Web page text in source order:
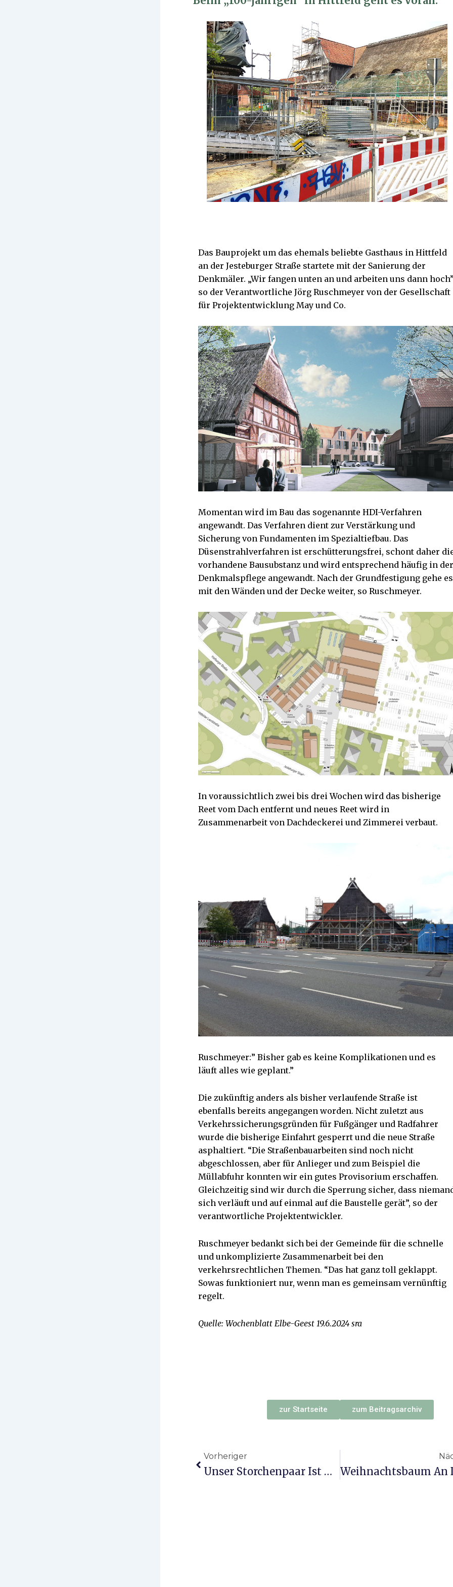
Das Bauprojekt um das ehemals beliebte Gasthaus in Hittfeld
an der Jesteburger Straße startete mit der Sanierung der
Denkmäler. „Wir fangen unten an und arbeiten uns dann
so der Verantwortliche Jörg Ruschmeyer von der Gesellschaft
für Projektentwicklung May und Co.
Momentan wird im Bau das sogenannte HDI-Verfahren
angewandt. Das Verfahren dient zur Verstärkung und
Sicherung von Fundamenten im Spezialtiefbau. Das
Düsenstrahlverfahren ist erschütterungsfrei, schont daher
vorhandene Bausubstanz und wird entsprechend häufig in
Denkmalspflege angewandt. Nach der Grundfestigung gehe es
mit den Wänden und der Decke weiter, so Ruschmeyer.
In voraussichtlich zwei bis drei Wochen wird das bisherige
Reet vom Dach entfernt und neues Reet wird in
Zusammenarbeit von Dachdeckerei und Zimmerei verbaut.
Ruschmeyer:” Bisher gab es keine Komplikationen und es
läuft alles wie geplant.”
Die zukünftig anders als bisher verlaufende Straße ist
ebenfalls bereits angegangen worden. Nicht zuletzt aus
Verkehrssicherungsgründen für Fußgänger und Radfahrer
wurde die bisherige Einfahrt gesperrt und die neue Straße
asphaltiert. “Die Straßenbauarbeiten sind noch nicht
abgeschlossen, aber für Anlieger und zum Beispiel die
Müllabfuhr konnten wir ein gutes Provisorium erschaffen.
Gleichzeitig sind wir durch die Sperrung sicher, dass
sich verläuft und auf einmal auf die Baustelle gerät”, so der
verantwortliche Projektentwickler.
Ruschmeyer bedankt sich bei der Gemeinde für die schnelle
und unkomplizierte Zusammenarbeit bei den
verkehrsrechtlichen Themen. “Das hat ganz toll geklappt.
Sowas funktioniert nur, wenn man es gemeinsam vernünftig
regelt.
Quelle: Wochenblatt Elbe-Geest 19.6.2024 sra
zur Startseite zum Beitragsarchiv
Vorheriger
Unser Storchenpaar Ist Wieder Da!